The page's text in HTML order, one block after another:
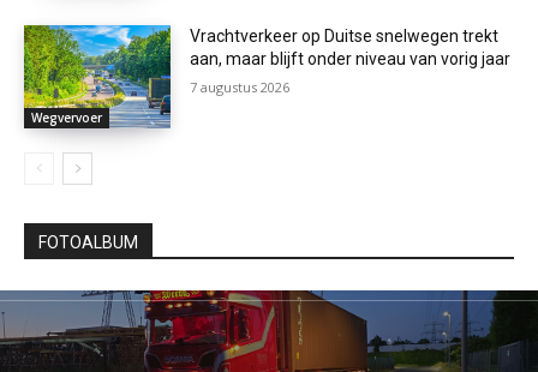
Wegvervoer
Vrachtverkeer op Duitse snelwegen trekt
aan, maar blijft onder niveau van vorig jaar
7 augustus 2026
FOTOALBUM